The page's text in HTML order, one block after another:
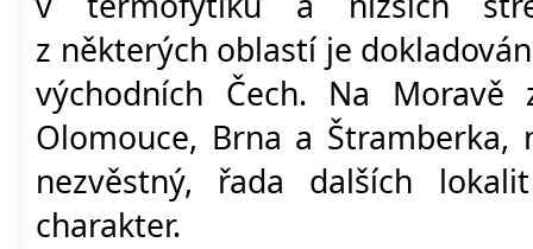
z některých oblastí je
východních Čech. Na
Olomouce, Brna a
nezvěstný, řada dalších
charakter.